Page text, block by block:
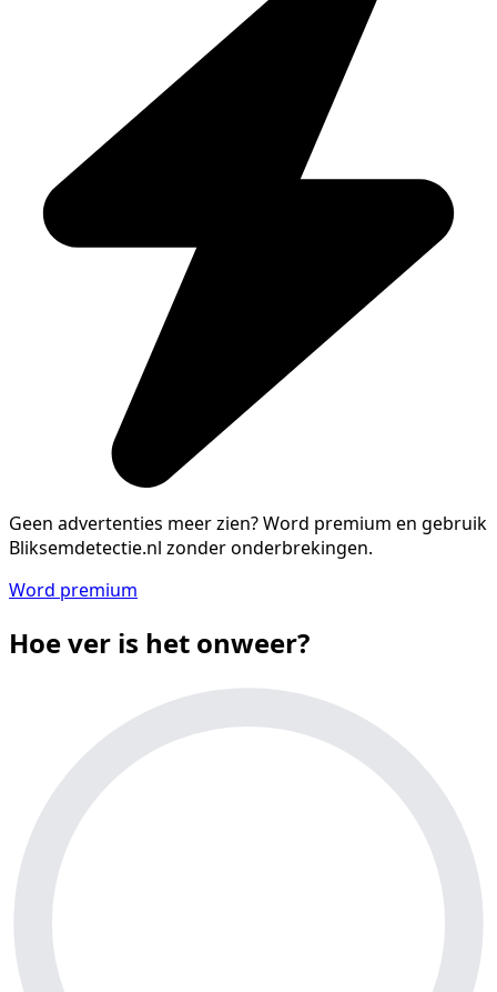
Geen advertenties meer zien?Word premium en gebruik
Bliksemdetectie.nl zonder onderbrekingen.
Word premium
Hoe ver is het onweer?